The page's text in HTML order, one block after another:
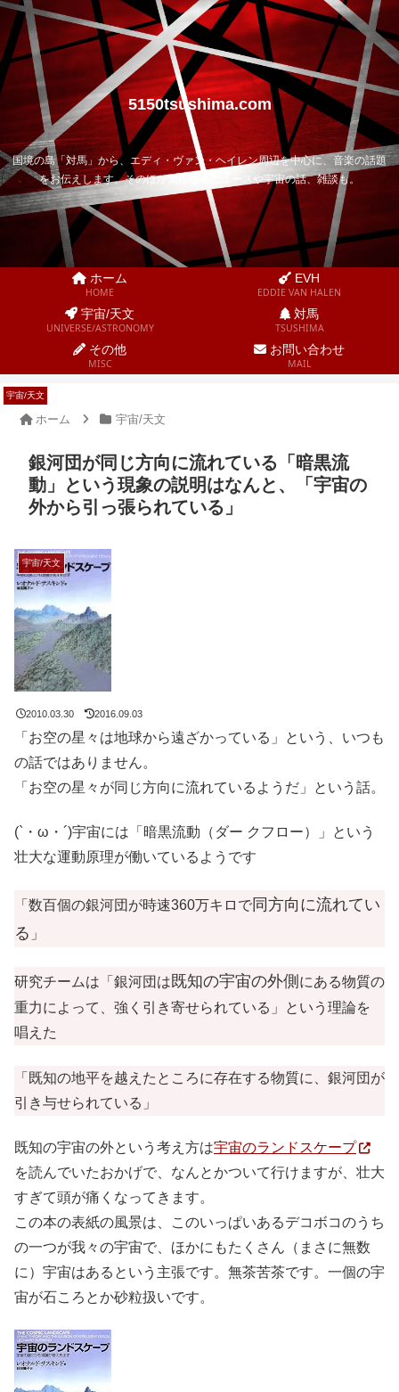
5150tsushima.com
国境の島「対馬」から、エディ・ヴァン・ヘイレン周辺を中心に、音楽の話題
をお伝えします。そのほか気になるニュースや宇宙の話、雑談も。
ホーム
HOME
EVH
EDDIE VAN HALEN
宇宙/天文
UNIVERSE/ASTRONOMY
対馬
TSUSHIMA
その他
MISC
お問い合わせ
MAIL
ホーム 宇宙/天文
銀河団が同じ方向に流れている「暗黒流
動」という現象の説明はなんと、「宇宙の
外から引っ張られている」
宇宙/天文
2010.03.30 2016.09.03
「お空の星々は地球から遠ざかっている」という、いつも
の話ではありません。
「お空の星々が同じ方向に流れているようだ」という話。
(`・ω・´)宇宙には「暗黒流動（ダー クフロー）」という
壮大な運動原理が働いているようです
「数百個の銀河団が時速360万キロで同方向に流れてい
る 」
研究チームは「銀河団は既知の宇宙の外側 にある物質の
重力によって、強く引き寄せられている」という理論を
唱えた
「既知の地平を越えたところに存在する物質に、銀河団が
引き与せられている」
既知の宇宙の外という考え方は宇宙のランドスケープ
を読んでいたおかげで、なんとかついて行けますが、壮大
すぎて頭が痛くなってきます。
この本の表紙の風景は、このいっぱいあるデコボコのうち
の一つが我々の宇宙で、ほかにもたくさん（まさに無数
に）宇宙はあるという主張です。無茶苦茶です。一個の宇
宙が石ころとか砂粒扱いです。
宇宙/天文